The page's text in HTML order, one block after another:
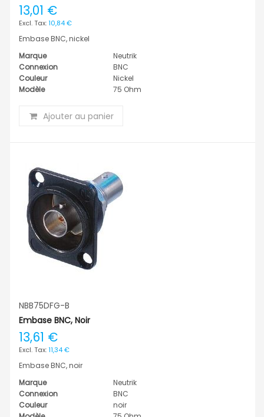
13,01 €
10,84 €
Embase BNC, nickel
Marque
Neutrik
Connexion
BNC
Couleur
Nickel
Modèle
75 Ohm
Ajouter au panier
NBB75DFG-B
Embase BNC, Noir
13,61 €
11,34 €
Embase BNC, noir
Marque
Neutrik
Connexion
BNC
Couleur
noir